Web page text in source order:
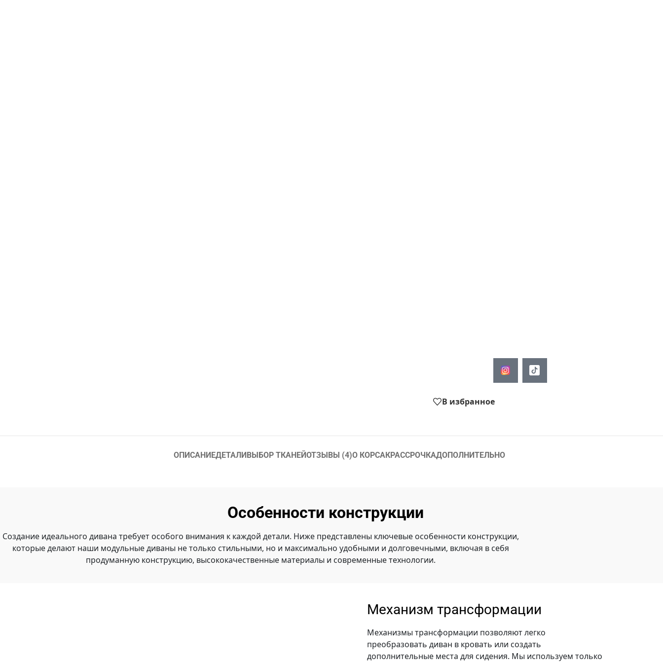
В избранное
ОПИСАНИЕДЕТАЛИВЫБОР ТКАНЕЙОТЗЫВЫ (4)О КОРСАКРАССРОЧКАДОПОЛНИТЕЛЬНО
Особенности конструкции
Создание идеального дивана требует особого внимания к каждой детали. Ниже представлены ключевые особенности конструкции,
которые делают наши модульные диваны не только стильными, но и максимально удобными и долговечными, включая в себя
продуманную конструкцию, высококачественные материалы и современные технологии.
Механизм трансформации
Механизмы трансформации позволяют легко
преобразовать диван в кровать или создать
дополнительные места для сидения. Мы используем только